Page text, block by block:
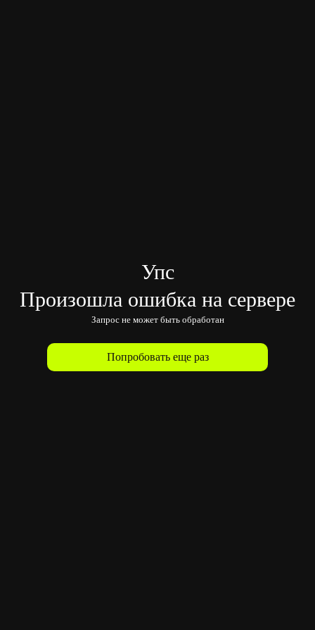
Упс
Произошла ошибка на сервере
Запрос не может быть обработан
Попробовать еще раз